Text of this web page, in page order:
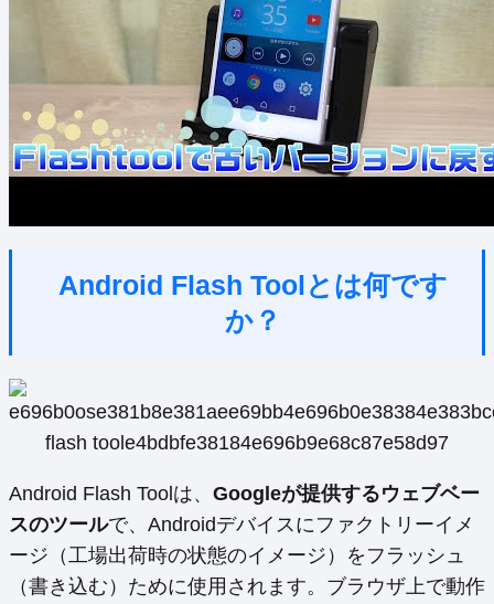
Android Flash Toolとは何です
か？
Android Flash Toolは、 Googleが提供するウェブベー
スのツールで、Androidデバイスにファクトリーイメ
ージ（工場出荷時の状態のイメージ）をフラッシュ
（書き込む）ために使用されます。ブラウザ上で動作